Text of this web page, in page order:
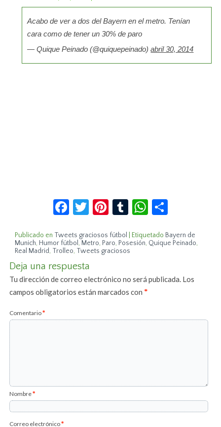
Acabo de ver a dos del Bayern en el metro. Tenían
cara como de tener un 30% de paro
— Quique Peinado (@quiquepeinado)abril 30, 2014
Facebook
Twitter
Pinterest
TumblrWhatsApp
Publicado en Tweets graciosos fútbol Etiquetado Bayern de
Munich, Humor fútbol, Metro, Paro, Posesión, Quique Peinado,
Real Madrid, Trolleo, Tweets graciosos
Deja una respuesta
Tu dirección de correo electrónico no será publicada. Los
campos obligatorios están marcados con*
Comentario*
Nombre*
Correo electrónico*